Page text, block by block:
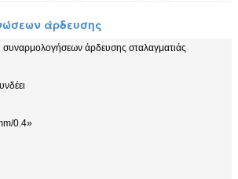
άρδευσης
συναρμολογήσεων άρδευσης σταλαγματιάς
0.4»